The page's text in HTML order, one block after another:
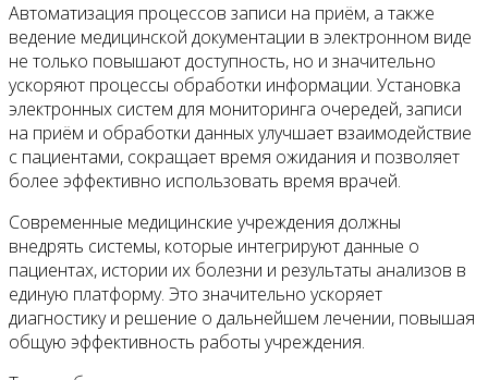
Автоматизация процессов записи на приём, а также
ведение медицинской документации в электронном виде
не только повышают доступность, но и значительно
ускоряют процессы обработки информации. Установка
электронных систем для мониторинга очередей, записи
на приём и обработки данных улучшает взаимодействие
с пациентами, сокращает время ожидания и позволяет
более эффективно использовать время врачей.
Современные медицинские учреждения должны
внедрять системы, которые интегрируют данные о
пациентах, истории их болезни и результаты анализов в
единую платформу. Это значительно ускоряет
диагностику и решение о дальнейшем лечении, повышая
общую эффективность работы учреждения.